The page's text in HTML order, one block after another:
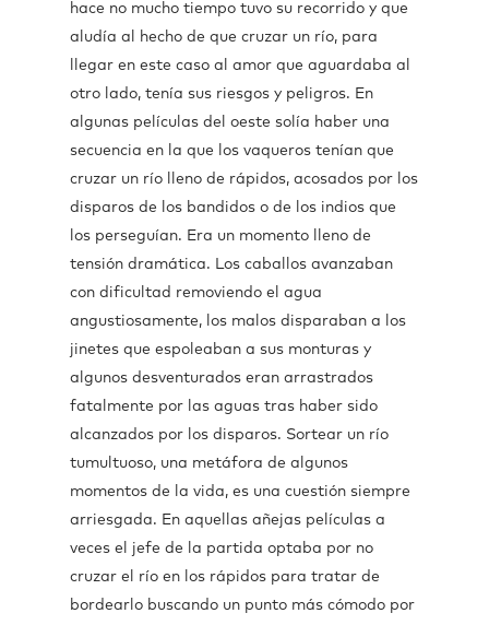
hace no mucho tiempo tuvo su recorrido y que
aludía al hecho de que cruzar un río, para
llegar en este caso al amor que aguardaba al
otro lado, tenía sus riesgos y peligros. En
algunas películas del oeste solía haber una
secuencia en la que los vaqueros tenían que
cruzar un río lleno de rápidos, acosados por los
disparos de los bandidos o de los indios que
los perseguían. Era un momento lleno de
tensión dramática. Los caballos avanzaban
con dificultad removiendo el agua
angustiosamente, los malos disparaban a los
jinetes que espoleaban a sus monturas y
algunos desventurados eran arrastrados
fatalmente por las aguas tras haber sido
alcanzados por los disparos. Sortear un río
tumultuoso, una metáfora de algunos
momentos de la vida, es una cuestión siempre
arriesgada. En aquellas añejas películas a
veces el jefe de la partida optaba por no
cruzar el río en los rápidos para tratar de
bordearlo buscando un punto más cómodo por